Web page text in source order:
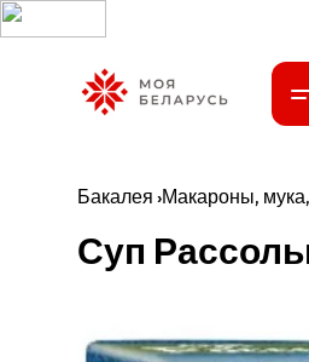
Бакалея ›Макароны,
Суп